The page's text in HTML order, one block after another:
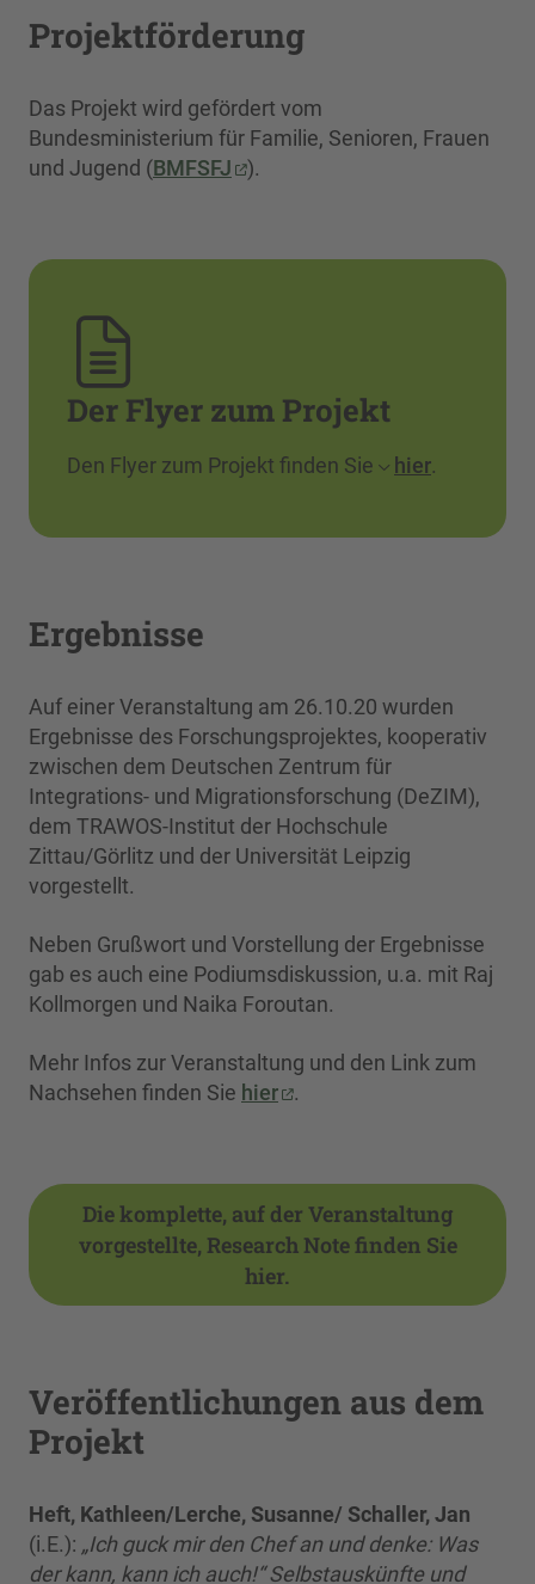
Projektförderung
Das Projekt wird gefördert vom
Bundesministerium für Familie, Senioren, Frauen
und Jugend (BMFSFJ ).
Der Flyer zum Projekt
Den Flyer zum Projekt finden Sie hier.
Ergebnisse
Auf einer Veranstaltung am 26.10.20 wurden
Ergebnisse des Forschungsprojektes, kooperativ
zwischen dem Deutschen Zentrum für
Integrations- und Migrationsforschung (DeZIM),
dem TRAWOS-Institut der Hochschule
Zittau/Görlitz und der Universität Leipzig
vorgestellt.
Neben Grußwort und Vorstellung der Ergebnisse
gab es auch eine Podiumsdiskussion, u.a. mit Raj
Kollmorgen und Naika Foroutan.
Mehr Infos zur Veranstaltung und den Link zum
Nachsehen finden Sie hier .
Die komplette, auf der Veranstaltung
vorgestellte, Research Note finden Sie
hier.
Veröffentlichungen aus dem
Projekt
Heft, Kathleen/Lerche, Susanne/ Schaller, Jan
(i.E.): „Ich guck mir den Chef an und denke: Was
der kann, kann ich auch!“ Selbstauskünfte und